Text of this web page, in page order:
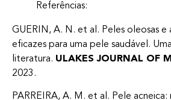
Referências:
GUERIN, A. N. et al. Peles oleosas e
eficazes para uma pele saudável.
literatura. ULAKES JOURNAL OF
2023.
PARREIRA, A. M. et al. Pele acneica: